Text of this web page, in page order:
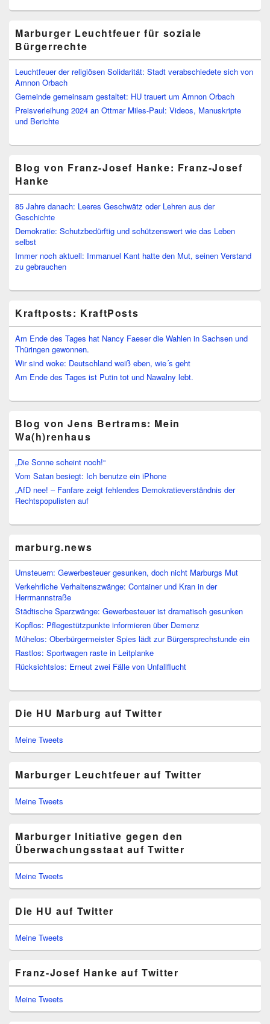
Marburger Leuchtfeuer für soziale
Bürgerrechte
Leuchtfeuer der religiösen Solidarität: Stadt verabschiedete sich von
Amnon Orbach
Gemeinde gemeinsam gestaltet: HU trauert um Amnon Orbach
Preisverleihung 2024 an Ottmar Miles-Paul: Videos, Manuskripte
und Berichte
Blog von Franz-Josef Hanke: Franz-Josef
Hanke
85 Jahre danach: Leeres Geschwätz oder Lehren aus der
Geschichte
Demokratie: Schutzbedürftig und schützenswert wie das Leben
selbst
Immer noch aktuell: Immanuel Kant hatte den Mut, seinen Verstand
zu gebrauchen
Kraftposts: KraftPosts
Am Ende des Tages hat Nancy Faeser die Wahlen in Sachsen und
Thüringen gewonnen.
Wir sind woke: Deutschland weiß eben, wie´s geht
Am Ende des Tages ist Putin tot und Nawalny lebt.
Blog von Jens Bertrams: Mein
Wa(h)renhaus
„Die Sonne scheint noch!“
Vom Satan besiegt: Ich benutze ein iPhone
„AfD nee! – Fanfare zeigt fehlendes Demokratieverständnis der
Rechtspopulisten auf
marburg.news
Umsteuern: Gewerbesteuer gesunken, doch nicht Marburgs Mut
Verkehrliche Verhaltenszwänge: Container und Kran in der
Herrmannstraße
Städtische Sparzwänge: Gewerbesteuer ist dramatisch gesunken
Kopflos: Pflegestützpunkte informieren über Demenz
Mühelos: Oberbürgermeister Spies lädt zur Bürgersprechstunde ein
Rastlos: Sportwagen raste in Leitplanke
Rücksichtslos: Erneut zwei Fälle von Unfallflucht
Die HU Marburg auf Twitter
Meine Tweets
Marburger Leuchtfeuer auf Twitter
Meine Tweets
Marburger Initiative gegen den
Überwachungsstaat auf Twitter
Meine Tweets
Die HU auf Twitter
Meine Tweets
Franz-Josef Hanke auf Twitter
Meine Tweets